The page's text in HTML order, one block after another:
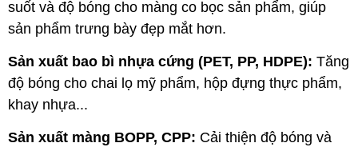
suốt và độ bóng cho màng co bọc sản phẩm, giúp
sản phẩm trưng bày đẹp mắt hơn.
Sản xuất bao bì nhựa cứng (PET, PP, HDPE): Tăng
độ bóng cho chai lọ mỹ phẩm, hộp đựng thực phẩm,
khay nhựa...
Sản xuất màng BOPP, CPP: Cải thiện độ bóng và